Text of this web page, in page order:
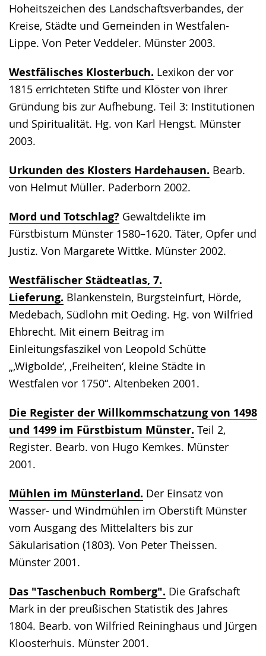
Hoheitszeichen des Landschaftsverbandes, der
Kreise, Städte und Gemeinden in Westfalen-
Lippe. Von Peter Veddeler. Münster 2003.
Westfälisches Klosterbuch. Lexikon der vor
1815 errichteten Stifte und Klöster von ihrer
Gründung bis zur Aufhebung. Teil 3: Institutionen
und Spiritualität. Hg. von Karl Hengst. Münster
2003.
Urkunden des Klosters Hardehausen. Bearb.
von Helmut Müller. Paderborn 2002.
Mord und Totschlag? Gewaltdelikte im
Fürstbistum Münster 1580–1620. Täter, Opfer und
Justiz. Von Margarete Wittke. Münster 2002.
Westfälischer Städteatlas, 7.
Lieferung. Blankenstein, Burgsteinfurt, Hörde,
Medebach, Südlohn mit Oeding. Hg. von Wilfried
Ehbrecht. Mit einem Beitrag im
Einleitungsfaszikel von Leopold Schütte
„‚Wigbolde‘, ‚Freiheiten‘, kleine Städte in
Westfalen vor 1750“. Altenbeken 2001.
Die Register der Willkommschatzung von 1498
und 1499 im Fürstbistum Münster. Teil 2,
Register. Bearb. von Hugo Kemkes. Münster
2001.
Mühlen im Münsterland. Der Einsatz von
Wasser- und Windmühlen im Oberstift Münster
vom Ausgang des Mittelalters bis zur
Säkularisation (1803). Von Peter Theissen.
Münster 2001.
Das "Taschenbuch Romberg". Die Grafschaft
Mark in der preußischen Statistik des Jahres
1804. Bearb. von Wilfried Reininghaus und Jürgen
Kloosterhuis. Münster 2001.